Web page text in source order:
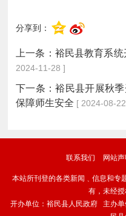
分享到：
上一条： 裕民县教育系
2024-11-28 ]
下一条：裕民县开展秋
保障师生安全 [ 2024-08-
联系我们 网站声
本站所刊登的各类新闻﹑信息和专
有，未经授
开办单位：裕民县人民政府 主办